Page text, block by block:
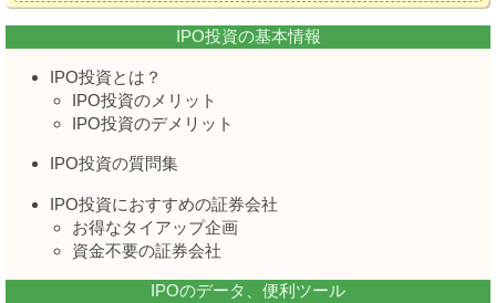
IPO投資の基本情報
IPO投資とは？
IPO投資のメリット
IPO投資のデメリット
IPO投資の質問集
IPO投資におすすめの証券会社
お得なタイアップ企画
資金不要の証券会社
IPOのデータ、便利ツール